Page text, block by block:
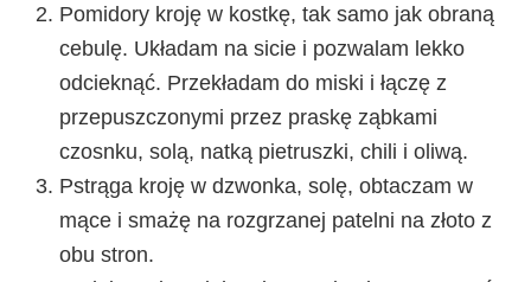
Pomidory kroję w kostkę, tak samo jak obraną
cebulę. Układam na sicie i pozwalam lekko
odcieknąć. Przekładam do miski i łączę z
przepuszczonymi przez praskę ząbkami
czosnku, solą, natką pietruszki, chili i oliwą.
Pstrąga kroję w dzwonka, solę, obtaczam w
mące i smażę na rozgrzanej patelni na złoto z
obu stron.